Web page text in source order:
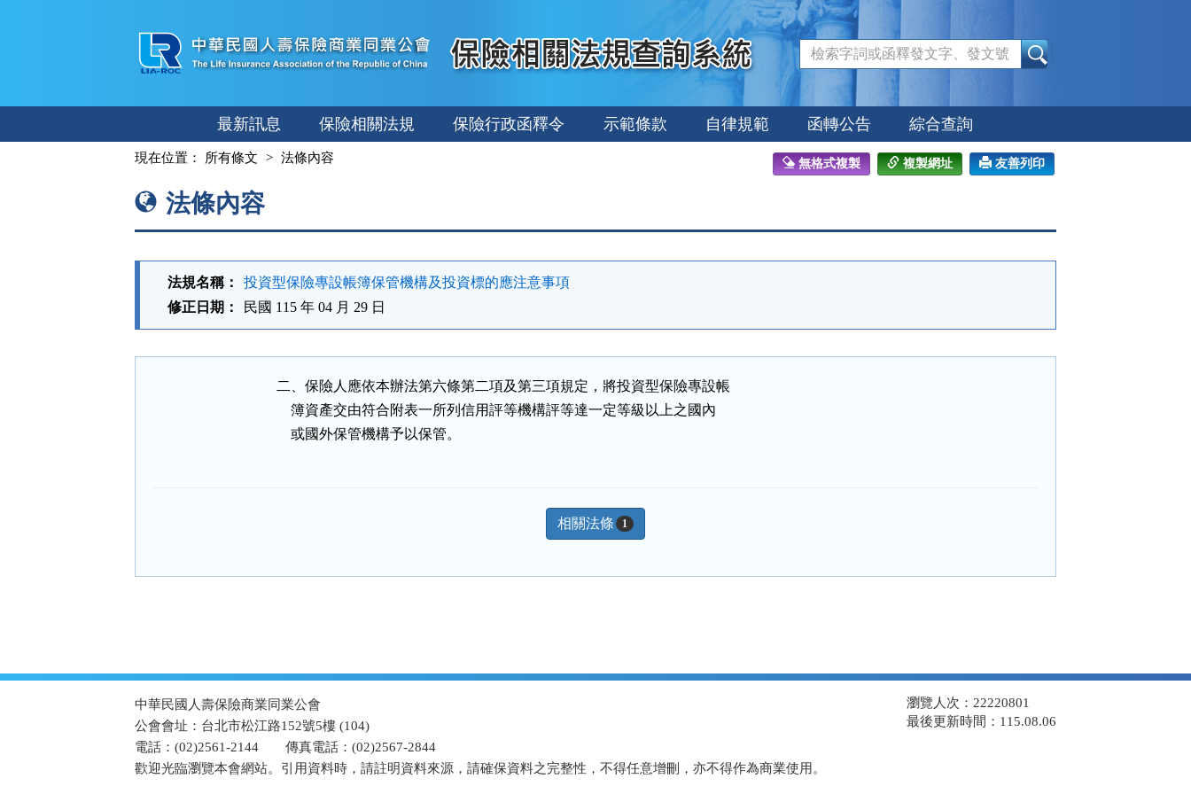
容
最新訊息 保險相關法規 保險行政函釋令 示範條款 自律規範 函轉公告 綜合查詢
現在位置： 所有條文 法條內容 無格式複製 複製網址 友善列印
法條內容
法規名稱：
投資型保險專設帳簿保管機構及投資標的應注意事項
修正日期：
民國 115 年 04 月 29 日
二、保險人應依本辦法第六條第二項及第三項規定，將投資型保險專設帳
    簿資產交由符合附表一所列信用評等機構評等達一定等級以上之國內
    或國外保管機構予以保管。
相關法條 1
中華民國人壽保險商業同業公會
公會會址：台北市松江路152號5樓 (104)
電話：(02)2561-2144
傳真電話：(02)2567-2844
歡迎光臨瀏覽本會網站。引用資料時，請註明資料來源，請確保資料之完整性，不得任意增刪，亦不得作為商業使用。
瀏覽人次：22220801
最後更新時間：115.08.06